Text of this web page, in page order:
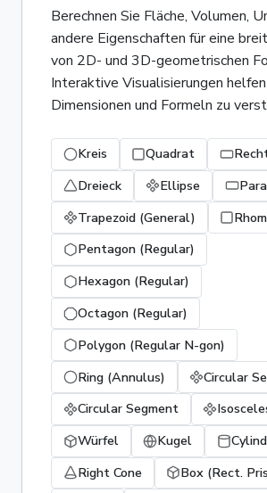
Berechnen Sie Fläche, Volumen,
andere Eigenschaften für eine
von 2D- und 3D-geometrischen
Interaktive Visualisierungen helfen
Dimensionen und Formeln zu
Kreis Quadrat
Dreieck
Ellipse
Trapezoid (General)
Pentagon (Regular)
Hexagon (Regular)
Octagon (Regular)
Polygon (Regular N-gon)
Ring (Annulus)
Circular
Circular Segment
Würfel
Kugel
Right Cone
Box (Rect.